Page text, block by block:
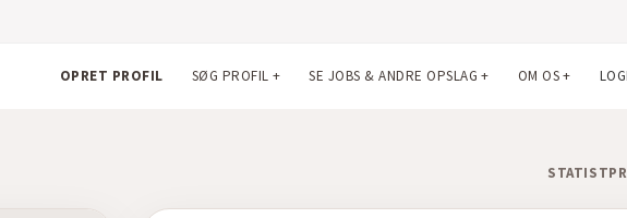
OPRET PROFIL SØG PROFIL + SE JOBS & ANDRE OPSLAG + OM OS+